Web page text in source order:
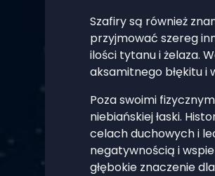
Szafiry są również
przyjmować szereg
ilości tytanu i żelaza.
aksamitnego błękitu i
Poza swoimi
niebiańskiej łaski.
celach duchowych i
negatywnością i
głębokie znaczenie